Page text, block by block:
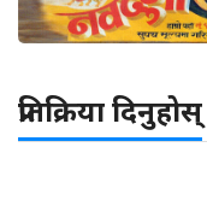
प्रतिक्रिया दिनुहोस्